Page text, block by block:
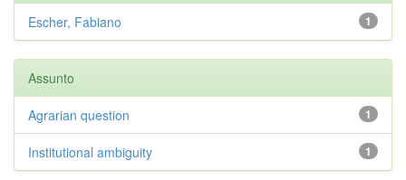
1
Escher, Fabiano
Assunto
1
Agrarian question
1
Institutional ambiguity